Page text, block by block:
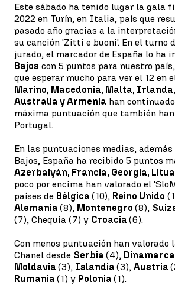
Este sábado ha tenido lugar la gala
2022 en Turín, en Italia, país que
pasado año gracias a la
su canción 'Zitti e buoni'. En el turno
jurado, el marcador de España lo ha
Bajos con 5 puntos para nuestro
que esperar mucho para ver el 12 en
Marino, Macedonia, Malta,
Australia y Armenia han
máxima puntuación que también
Portugal.
En las puntuaciones medias, además
Bajos, España ha recibido 5 puntos
Azerbaiyán, Francia, Georgia,
poco por encima han valorado el
países de Bélgica (10), Reino Unido
Alemania (8), Montenegro (8),
(7), Chequia (7) y Croacia (6).
Con menos puntuación han valorado
Chanel desde Serbia (4), Dinamarca
Moldavia (3), Islandia (3), Austria
Rumania (1) y Polonia (1).